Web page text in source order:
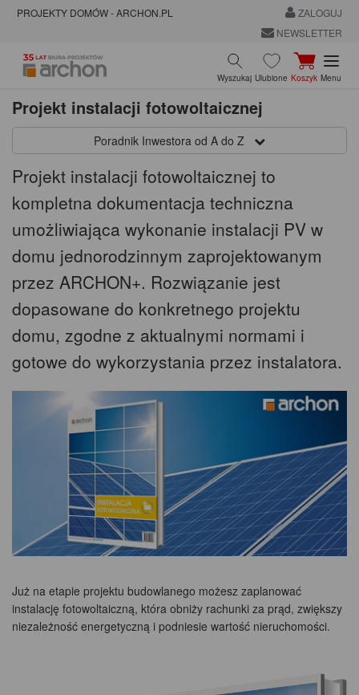
PROJEKTY DOMÓW - ARCHON.PL
ZALOGUJ
NEWSLETTER
Wyszukaj Ulubione Koszyk Menu
Projekt instalacji fotowoltaicznej
Poradnik Inwestora od A do Z
Projekt instalacji fotowoltaicznej to
kompletna dokumentacja techniczna
umożliwiająca wykonanie instalacji PV w
domu jednorodzinnym zaprojektowanym
przez ARCHON+. Rozwiązanie jest
dopasowane do konkretnego projektu
domu, zgodne z aktualnymi normami i
gotowe do wykorzystania przez instalatora.
Już na etapie projektu budowlanego możesz zaplanować
instalację fotowoltaiczną, która obniży rachunki za prąd, zwiększy
niezależność energetyczną i podniesie wartość nieruchomości.